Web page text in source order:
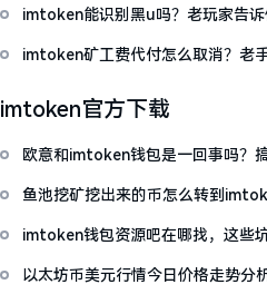
imtoken能识别黑u吗？老玩家告诉
imtoken矿工费代付怎么取消？老
imtoken官方下载
欧意和imtoken钱包是一回事吗？
鱼池挖矿挖出来的币怎么转到
imtoken钱包资源吧在哪找，这些
以太坊币美元行情今日价格走势分